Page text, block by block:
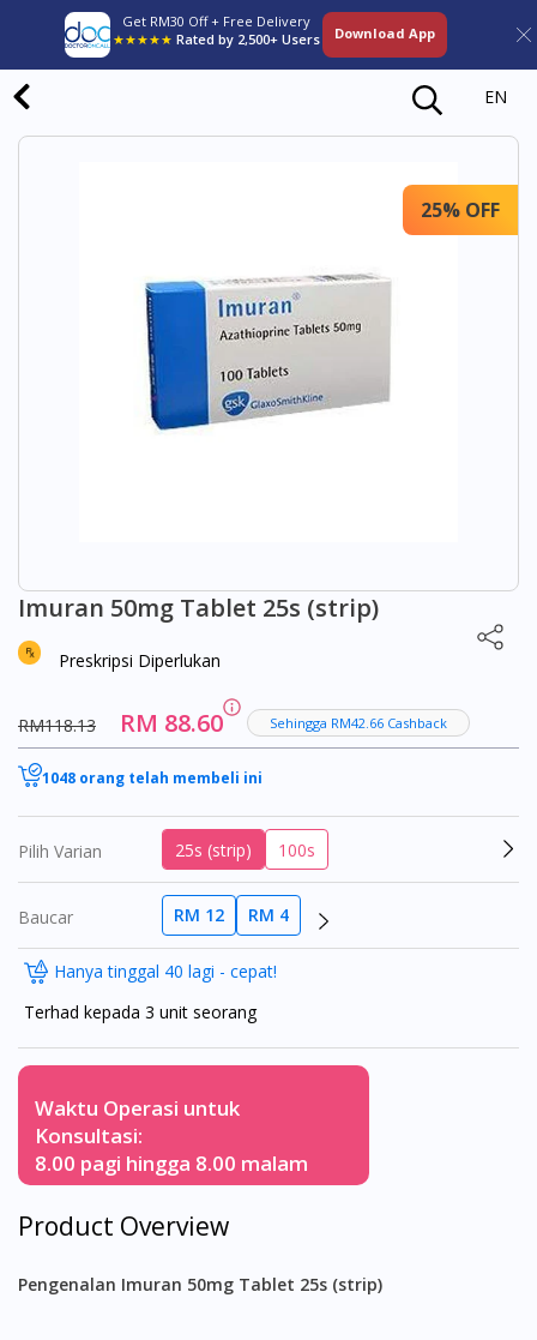
Get RM30 Off + Free Delivery
★★★★★ Rated by 2,500+ Users Download App
EN
25% OFF
Imuran 50mg Tablet 25s (strip)
Preskripsi Diperlukan
RM118.13 RM 88.60 Sehingga RM42.66 Cashback
1048 orang telah membeli ini
Pilih Varian 25s (strip) 100s
Baucar RM 12 RM 4
Hanya tinggal 40 lagi - cepat!
Terhad kepada 3 unit seorang
Waktu Operasi untuk
Konsultasi:
8.00 pagi hingga 8.00 malam
Product Overview
Pengenalan Imuran 50mg Tablet 25s (strip)